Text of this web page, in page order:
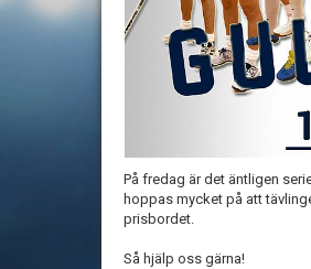
På fredag är det äntligen
hoppas mycket på att
prisbordet.
Så hjälp oss gärna!